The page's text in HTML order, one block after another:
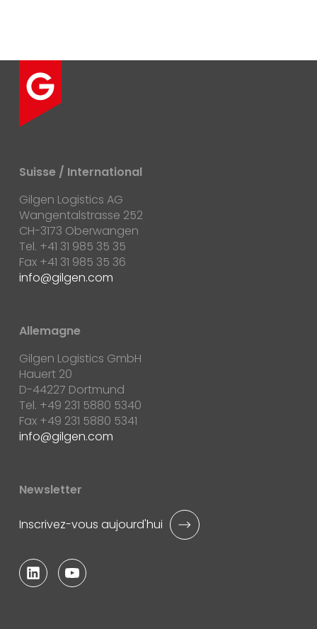
Suisse / International
Gilgen Logistics AG
Wangentalstrasse 252
CH-3173 Oberwangen
Tel. +41 31 985 35 35
Fax +41 31 985 35 36
info
gilgen.com
Allemagne
Gilgen Logistics GmbH
Hauert 20
D-44227 Dortmund
Tel. +49 231 5880 5340
Fax +49 231 5880 5341
info
gilgen.com
Newsletter
Inscrivez-vous aujourd'hui